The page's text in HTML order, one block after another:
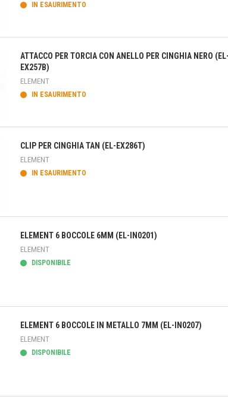
IN ESAURIMENTO
ATTACCO PER TORCIA CON ANELLO PER CINGHIA NERO (EL-
EX257B)
ELEMENT
IN ESAURIMENTO
CLIP PER CINGHIA TAN (EL-EX286T)
ELEMENT
IN ESAURIMENTO
ELEMENT 6 BOCCOLE 6MM (EL-IN0201)
ELEMENT
DISPONIBILE
ELEMENT 6 BOCCOLE IN METALLO 7MM (EL-IN0207)
ELEMENT
DISPONIBILE